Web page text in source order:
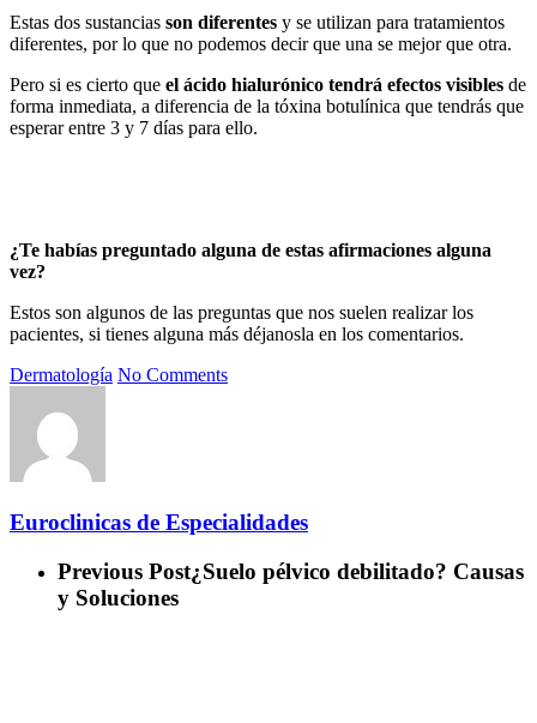
Estas dos sustancias son diferentes y se utilizan para tratamientos
diferentes, por lo que no podemos decir que una se mejor que otra.
Pero si es cierto que el ácido hialurónico tendrá efectos visibles de
forma inmediata, a diferencia de la tóxina botulínica que tendrás que
esperar entre 3 y 7 días para ello.
¿Te habías preguntado alguna de estas afirmaciones alguna
vez?
Estos son algunos de las preguntas que nos suelen realizar los
pacientes, si tienes alguna más déjanosla en los comentarios.
Dermatología No Comments
Euroclinicas de Especialidades
Previous Post¿Suelo pélvico debilitado? Causas
y Soluciones